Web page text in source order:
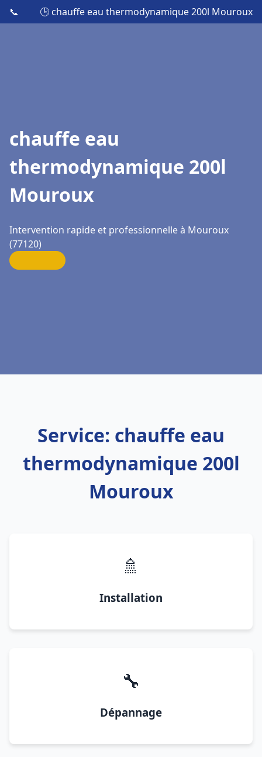
📞 🕒 chauffe eau thermodynamique 200l Mouroux
chauffe eau
thermodynamique 200l
Mouroux
Intervention rapide et professionnelle à Mouroux
(77120)
Service: chauffe eau
thermodynamique 200l
Mouroux
🚿
Installation
🔧
Dépannage